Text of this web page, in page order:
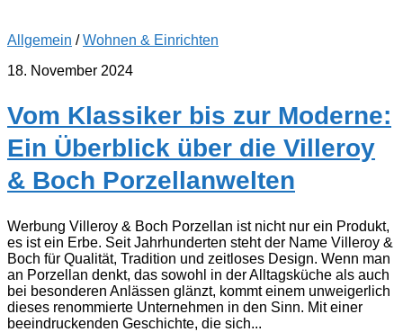
Allgemein /Wohnen & Einrichten
18. November 2024
Vom Klassiker bis zur Moderne:
Ein Überblick über die Villeroy
& Boch Porzellanwelten
Werbung Villeroy & Boch Porzellan ist nicht nur ein Produkt,
es ist ein Erbe. Seit Jahrhunderten steht der Name Villeroy &
Boch für Qualität, Tradition und zeitloses Design. Wenn man
an Porzellan denkt, das sowohl in der Alltagsküche als auch
bei besonderen Anlässen glänzt, kommt einem unweigerlich
dieses renommierte Unternehmen in den Sinn. Mit einer
beeindruckenden Geschichte, die sich...